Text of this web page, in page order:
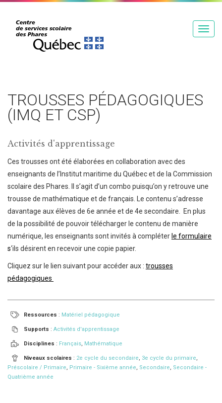
T
TROUSSES PÉDAGOGIQUES
(IMQ ET CSP)
Activités d'apprentissage
Ces trousses ont été élaborées en collaboration avec des
enseignants de l’Institut maritime du Québec et de la Commission
scolaire des Phares. Il s’agit d’un combo puisqu’on y retrouve une
trousse de mathématique et de français. Le contenu s’adresse
davantage aux élèves de 6e année et de 4e secondaire. En plus
de la possibilité de pouvoir télécharger le contenu de manière
numérique, les enseignants sont invités à compléter le formulaire
s‘ils désirent en recevoir une copie papier.
Cliquez sur le lien suivant pour accéder aux : trousses
pédagogiques
Ressources : Matériel pédagogique
Supports : Activités d'apprentissage
Disciplines : Français, Mathématique
Niveaux scolaires : 2e cycle du secondaire, 3e cycle du primaire,
Préscolaire / Primaire, Primaire - Sixième année, Secondaire, Secondaire -
Quatrième année